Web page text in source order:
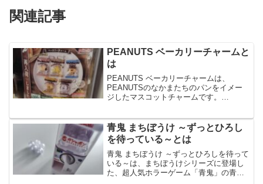
関連記事
PEANUTS ベーカリーチャームと
は
PEANUTS ベーカリーチャームは、
PEANUTSのなかまたちのパンをイメー
ジしたマスコットチャームです。
ズ仕様で、全5種のラインナップです。今
回は、PEANU...
青鬼 まちぼうけ ～ずっとひろし
を待っている～とは
青鬼 まちぼうけ ～ずっとひろしを待って
いる～は、まちぼうけシリーズに登場し
た、超人気ホラーゲーム「青鬼」の青鬼